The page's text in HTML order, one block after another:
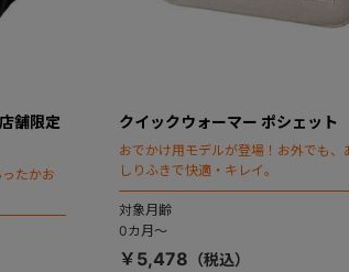
舗限定
たかお
クイックウォーマー ポシェット
おでかけ用モデルが登場！お外でも、
しりふきで快適・キレイ。
対象月齢
0カ月～
￥5,478